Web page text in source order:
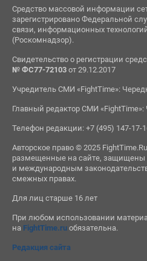
Средство массовой информации
зарегистрировано Федеральной
связи, информационных
(Роскомнадзор).
Свидетельство о регистрации
№ ФС77-72103от 29.12.2017
Учредитель СМИ «FightTime»:
Главный редактор СМИ
Телефон редакции: +7 (495) 147-17-
Авторское право © 2025
размещенные на сайте, защищены
и международным
смежных правах.
Для лиц старше 16 лет
При любом использовании
на FightTime.ruобязательна.
Редакция сайта